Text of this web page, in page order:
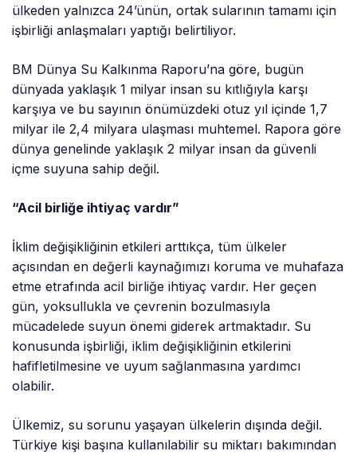
ülkeden yalnızca 24’ünün, ortak sularının tamamı için
işbirliği anlaşmaları yaptığı belirtiliyor.
BM Dünya Su Kalkınma Raporu’na göre, bugün
dünyada yaklaşık 1 milyar insan su kıtlığıyla karşı
karşıya ve bu sayının önümüzdeki otuz yıl içinde 1,7
milyar ile 2,4 milyara ulaşması muhtemel. Rapora göre
dünya genelinde yaklaşık 2 milyar insan da güvenli
içme suyuna sahip değil.
“Acil birliğe ihtiyaç vardır”
İklim değişikliğinin etkileri arttıkça, tüm ülkeler
açısından en değerli kaynağımızı koruma ve muhafaza
etme etrafında acil birliğe ihtiyaç vardır. Her geçen
gün, yoksullukla ve çevrenin bozulmasıyla
mücadelede suyun önemi giderek artmaktadır. Su
konusunda işbirliği, iklim değişikliğinin etkilerini
hafifletilmesine ve uyum sağlanmasına yardımcı
olabilir.
Ülkemiz, su sorunu yaşayan ülkelerin dışında değil.
Türkiye kişi başına kullanılabilir su miktarı bakımından